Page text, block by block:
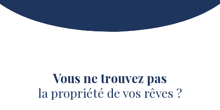
Vous ne trouvez pas
la propriété de vos rêves ?